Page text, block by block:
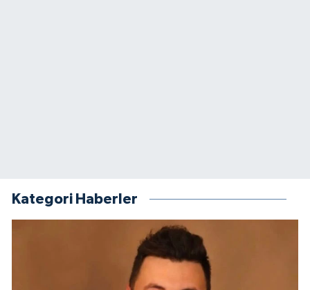
Kategori Haberler